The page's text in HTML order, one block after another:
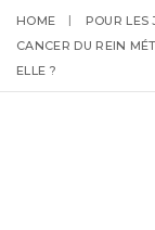
HOME
POUR LES
CANCER DU REIN
ELLE ?